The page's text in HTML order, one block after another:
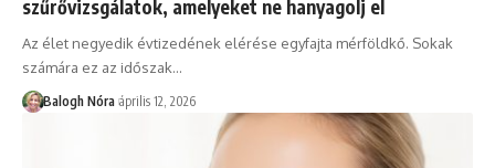
szűrővizsgálatok, amelyeket ne hanyagolj el
Az élet negyedik évtizedének elérése egyfajta mérföldkő. Sokak
számára ez az időszak…
Balogh Nóra április 12, 2026